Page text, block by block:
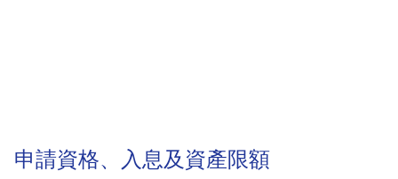
申請資格、入息及資產限額